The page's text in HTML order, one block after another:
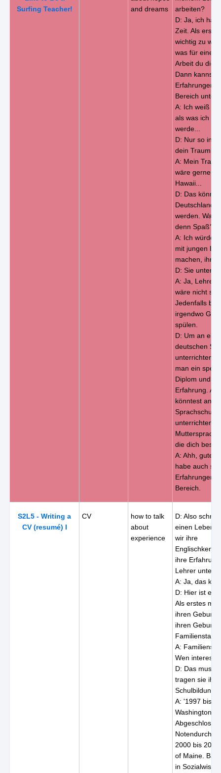
Surfing Teacher!
and dreams
arbeiten?
D: Ja, ich
Zeit. Als
wichtig zu
was für eine
Arbeit du dich
Dann kannst
Erfahrungen
Bereich
A: Ich weiß
als was ich
werde...
D: Nur so in
dein
A: Mein
wäre gerne
Hawaii...
D: Das könnte
Deutschland
werden. Was
denn Spaß?
A: Ich würde
mit jungen
machen,
D: Sie
A: Ja, Lehrer
wäre nicht
Jedenfalls
irgendwo
spülen.
D: Um an
deutschen
unterrichten,
man ein
Diplom und
Erfahrung.
könntest an
Sprachschule
unterrichten.
die dich
A: Ahh, gute
habe auch
Erfahrungen
Bereich.
S2L5 - Writing a
CV (resumé) I
CV
how to talk
about
experience
D: Also
einen
wir ihre
ihre
Lehrer
A: Ja, das
D: Hier ist
Als erstes
ihren
ihren
A:
Wen
D: Das muss
tragen sie ihre
Schulbildung
A: '1997 bis
Washington
2000 bis
of Maine.
in